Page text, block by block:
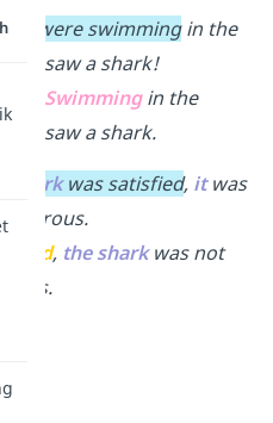
we were swimmingin the
saw a shark!
Swimmingin the
saw a shark.
shark was satisfied, itwas
, the sharkwas not